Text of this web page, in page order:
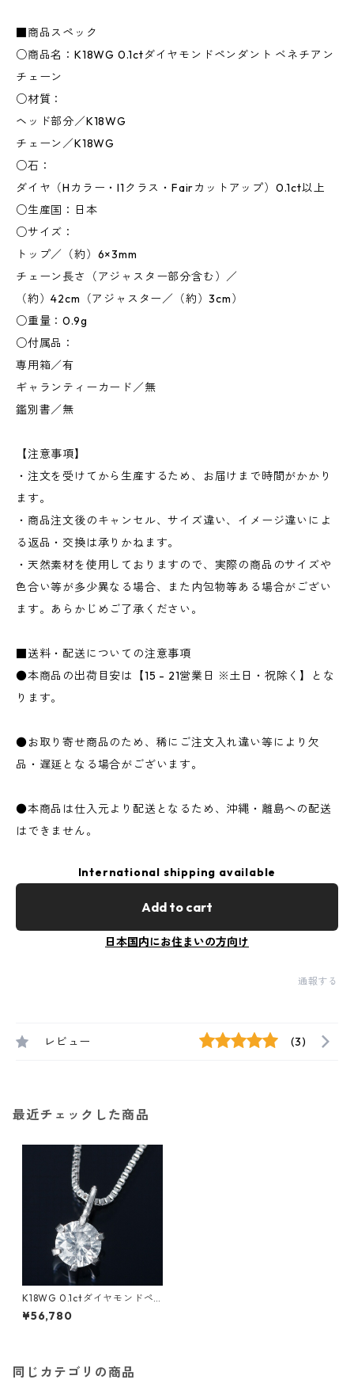
■商品スペック
○商品名：K18WG 0.1ctダイヤモンドペンダント ベネチアン
チェーン
○材質：
ヘッド部分／K18WG
チェーン／K18WG
○石：
ダイヤ（Hカラー・I1クラス・Fairカットアップ）0.1ct以上
○生産国：日本
○サイズ：
トップ／（約）6×3mm
チェーン長さ（アジャスター部分含む）／
（約）42cm（アジャスター／（約）3cm）
○重量：0.9g
○付属品：
専用箱／有
ギャランティーカード／無
鑑別書／無
【注意事項】
・注文を受けてから生産するため、お届けまで時間がかかり
ます。
・商品注文後のキャンセル、サイズ違い、イメージ違いによ
る返品・交換は承りかねます。
・天然素材を使用しておりますので、実際の商品のサイズや
色合い等が多少異なる場合、また内包物等ある場合がござい
ます。あらかじめご了承ください。
■送料・配送についての注意事項
●本商品の出荷目安は【15 - 21営業日 ※土日・祝除く】とな
ります。
●お取り寄せ商品のため、稀にご注文入れ違い等により欠
品・遅延となる場合がございます。
●本商品は仕入元より配送となるため、沖縄・離島への配送
はできません。
International shipping available
Add to cart
日本国内にお住まいの方向け
通報する
レビュー (3)
最近チェックした商品
K18WG 0.1ctダイヤモンドペ
ンダント/ネックレス ベネチア
ンチェーン ジュエリー アクセ
¥56,780
同じカテゴリの商品